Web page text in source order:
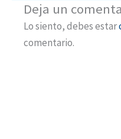
Deja un
Lo siento, debes estar
comentario.